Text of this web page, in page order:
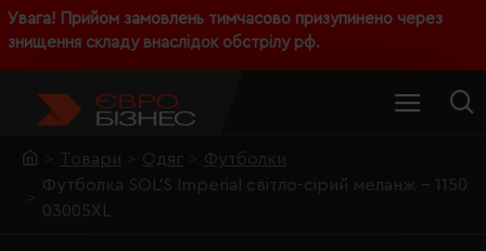
Увага! Прийом замовлень тимчасово призупинено через
знищення складу внаслідок обстрілу рф.
Товари Одяг
Футболки
Футболка SOL'S Imperial світло-сірий меланж - 1150
03005XL